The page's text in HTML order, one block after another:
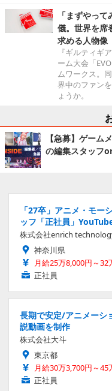
「まずやっ
儀。世界を席
求める人物像
『ギルティギ
ーム大会「
ムワークス。
界中のファン
ょうか。
【急募】ゲーム
の編集スタッフ
「27卒」アニメ・モー
ッフ「正社員」
株式会社enrich
神奈川県
月給25万8,000円～32
正社員
長期で安定/アニメーシ
説動画を制作
株式会社大斗
東京都
月給30万3,700円～45
正社員